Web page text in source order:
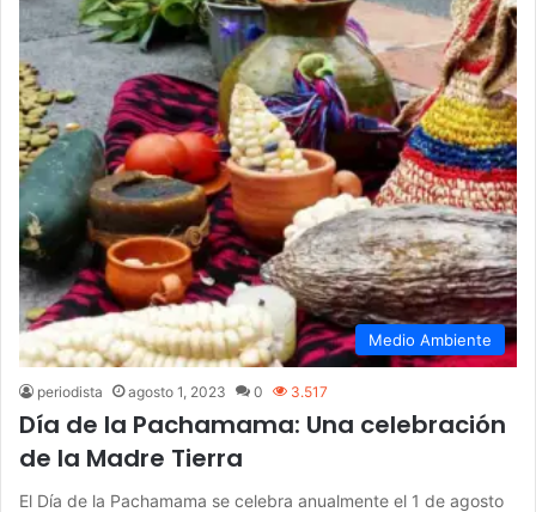
Medio Ambiente
periodista agosto 1, 2023 0 3.517
Día de la Pachamama: Una celebración
de la Madre Tierra
El Día de la Pachamama se celebra anualmente el 1 de agosto